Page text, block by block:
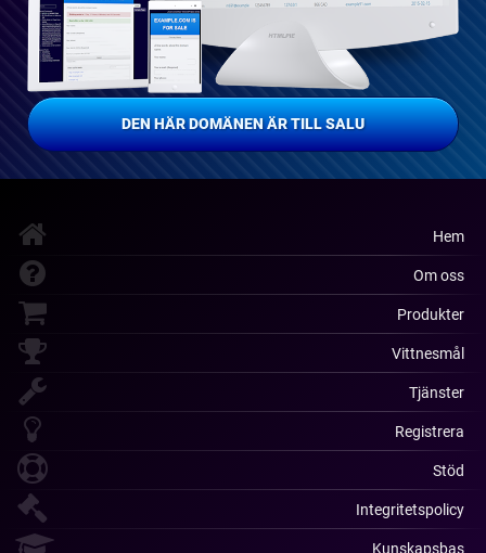
DEN HÄR DOMÄNEN ÄR TILL SALU
Hem
Om oss
Produkter
Vittnesmål
Tjänster
Registrera
Stöd
Integritetspolicy
Kunskapsbas